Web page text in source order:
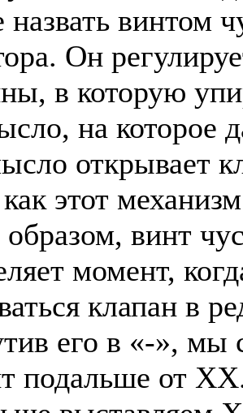
назвать винтом
Он
в которую
на которое
открывает
этот
винт
момент,
клапан в
его в «-», мы
подальше от